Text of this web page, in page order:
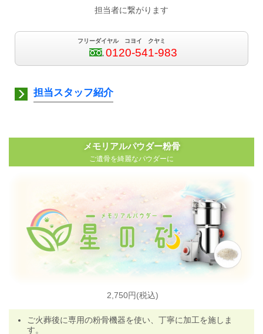
担当者に繋がります
フリーダイヤル コヨイ クヤミ
0120-541-983
担当スタッフ紹介
メモリアルパウダー粉骨
ご遺骨を綺麗なパウダーに
2,750円(税込)
ご火葬後に専用の粉骨機器を使い、丁寧に加工を施しま
す。